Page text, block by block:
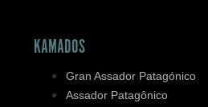
KAMADOS
Gran Assador Patagónico
Assador Patagônico